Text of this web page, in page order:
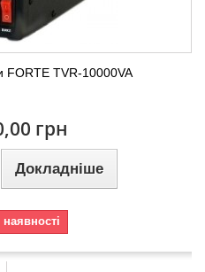
FORTE TVR-10000VA
грн
Докладніше